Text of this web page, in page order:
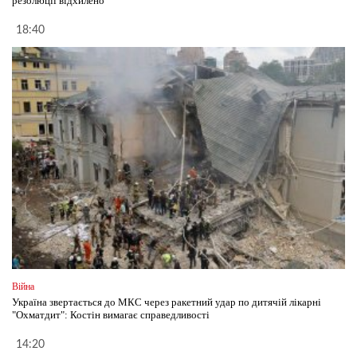
18:40
Війна
Україна звертається до МКС через ракетний удар по дитячій лікарні
"Охматдит": Костін вимагає справедливості
14:20